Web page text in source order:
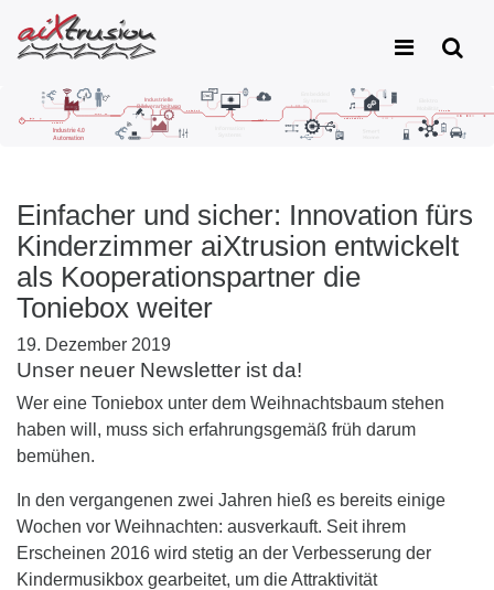
Einfacher und sicher: Innovation fürs
Kinderzimmer aiXtrusion entwickelt
als Kooperationspartner die
Toniebox weiter
19. Dezember 2019
Unser neuer Newsletter ist da!
Wer eine Toniebox unter dem Weihnachtsbaum stehen
haben will, muss sich erfahrungsgemäß früh darum
bemühen.
In den vergangenen zwei Jahren hieß es bereits einige
Wochen vor Weihnachten: ausverkauft. Seit ihrem
Erscheinen 2016 wird stetig an der Verbesserung der
Kindermusikbox gearbeitet, um die Attraktivität